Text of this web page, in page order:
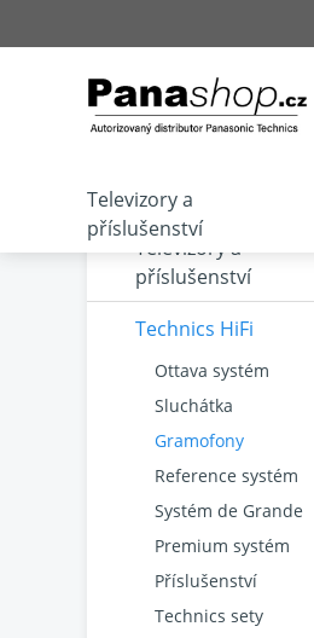
Televizory a
příslušenství
Technics HiFi
Ottava systém
Sluchátka
Gramofony
Reference systém
Systém de Grande
Premium systém
Příslušenství
Technics sety
Televizory a
příslušenství